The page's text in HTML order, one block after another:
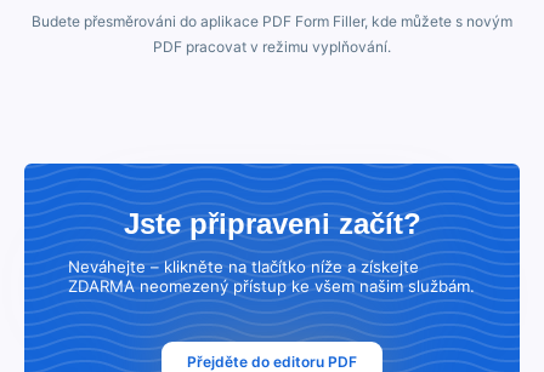
Budete přesměrováni do aplikace PDF Form Filler, kde můžete s novým
PDF pracovat v režimu vyplňování.
Jste připraveni začít?
Neváhejte – klikněte na tlačítko níže a získejte
ZDARMA neomezený přístup ke všem našim službám.
Přejděte do editoru PDF